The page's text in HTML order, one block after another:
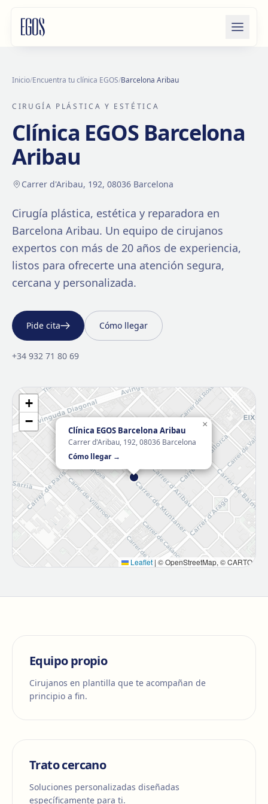
Inicio/Encuentra tu clínica EGOS/Barcelona Aribau
CIRUGÍA PLÁSTICA Y ESTÉTICA
Clínica EGOS Barcelona
Aribau
Carrer d'Aribau, 192, 08036 Barcelona
Cirugía plástica, estética y reparadora en
Barcelona Aribau. Un equipo de cirujanos
expertos con más de 20 años de experiencia,
listos para ofrecerte una atención segura,
cercana y personalizada.
Pide cita Cómo llegar
+34 932 71 80 69
Clínica EGOS Barcelona Aribau
Carrer d'Aribau, 192, 08036 Barcelona
Cómo llegar →
×
+
−
Leaflet | © OpenStreetMap, © CARTO
Equipo propio
Cirujanos en plantilla que te acompañan de
principio a fin.
Trato cercano
Soluciones personalizadas diseñadas
específicamente para ti.